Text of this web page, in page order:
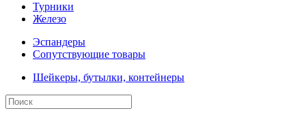
Турники
Железо
Эспандеры
Сопутствующие товары
Шейкеры, бутылки, контейнеры